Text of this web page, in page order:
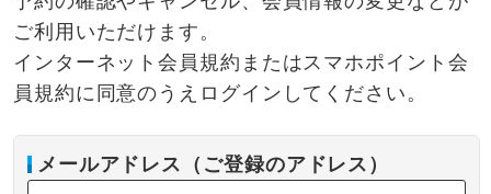
ご利用いただけます。
インターネット会員規約またはスマホポイント会
員規約に同意のうえログインしてください。
メールアドレス（ご登録のアドレス）